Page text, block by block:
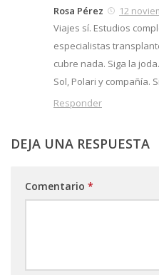
Rosa Pérez
12
Viajes sí. Estudios
especialistas
cubre nada. Siga la
Sol, Polari y compañía.
Responder
DEJA UNA RESPUESTA
Comentario *